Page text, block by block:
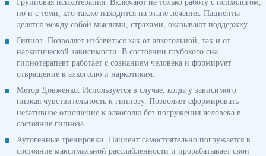
но и с теми, кто также находится на этапе лечения. Пациенты
делятся между собой мыслями, страхами, оказывают поддержку.
Гипноз. Позволяет избавиться как от алкогольной, так и от
наркотической зависимости. В состоянии глубокого сна
гипнотерапевт работает с сознанием человека и формирует
отвращение к алкоголю и наркотикам.
Метод Довженко. Используется в случае, когда у зависимого
низкая чувствительность к гипнозу. Позволяет сформировать
негативное отношение к алкоголю без погружения человека в
состояние гипноза.
Аутогенные тренировки. Пациент самостоятельно погружается в
состояние максимальной расслабленности и прорабатывает свои